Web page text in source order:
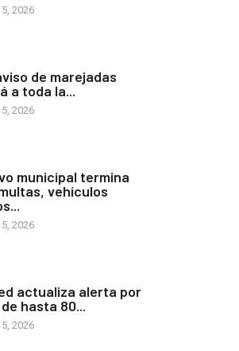
2026
de marejadas
a toda la...
2026
municipal termina
vehículos
2026
actualiza alerta por
hasta 80...
2026